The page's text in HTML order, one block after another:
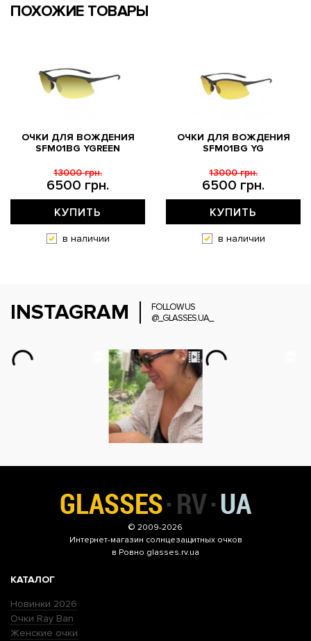
ПОХОЖИЕ ТОВАРЫ
ОЧКИ ДЛЯ ВОЖДЕНИЯ
SFM01BG YGREEN
6500 грн.
13000 грн.
КУПИТЬ
в наличии
ОЧКИ ДЛЯ ВОЖДЕНИЯ
SFM01BG YG
6500 грн.
13000 грн.
КУПИТЬ
в наличии
INSTAGRAM
FOLLOW US
@_GLASSES.UA_
© 2009-2026
Интернет-магазин солнцезащитных очков
в Ровно glasses.rv.ua
КАТАЛОГ
Новинки 2026
Очки Ray Ban
Женские очки